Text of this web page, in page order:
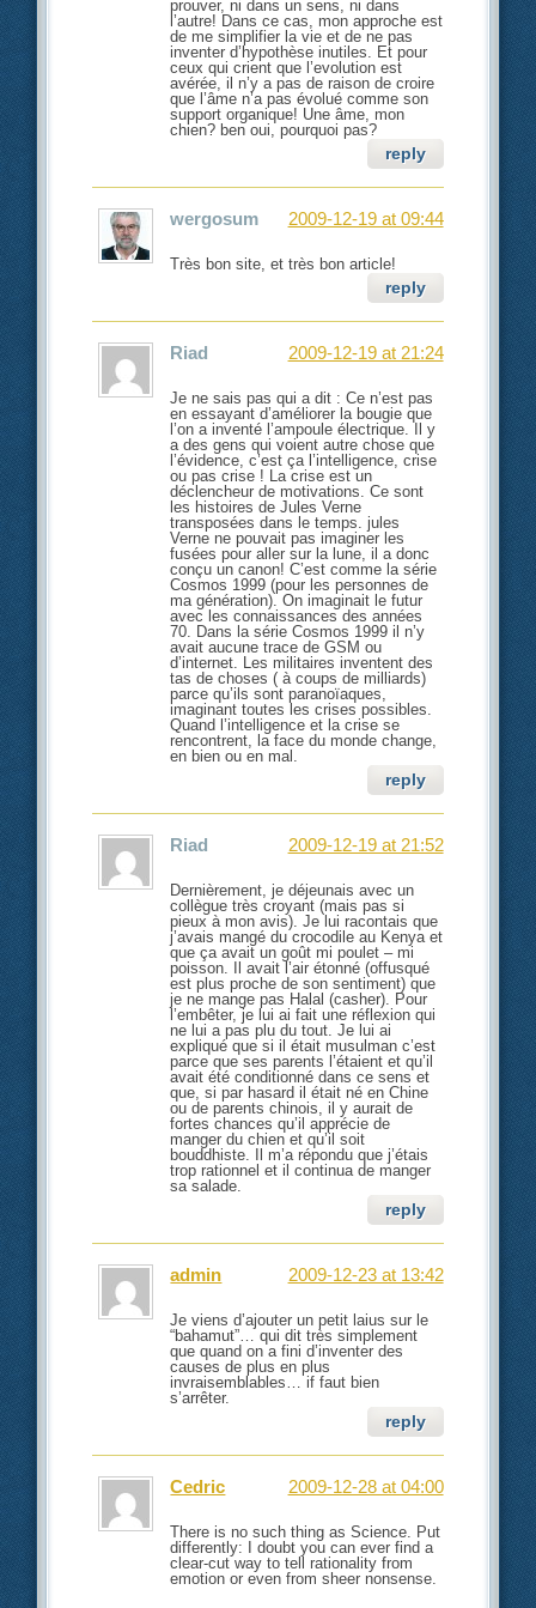
prouver, ni dans un sens, ni dans
l’autre! Dans ce cas, mon approche est
de me simplifier la vie et de ne pas
inventer d’hypothèse inutiles. Et pour
ceux qui crient que l’evolution est
avérée, il n’y a pas de raison de croire
que l’âme n’a pas évolué comme son
support organique! Une âme, mon
chien? ben oui, pourquoi pas?
reply
wergosum 2009-12-19 at 09:44
Très bon site, et très bon article!
reply
Riad 2009-12-19 at 21:24
Je ne sais pas qui a dit : Ce n’est pas
en essayant d’améliorer la bougie que
l’on a inventé l’ampoule électrique. Il y
a des gens qui voient autre chose que
l’évidence, c’est ça l’intelligence, crise
ou pas crise ! La crise est un
déclencheur de motivations. Ce sont
les histoires de Jules Verne
transposées dans le temps. jules
Verne ne pouvait pas imaginer les
fusées pour aller sur la lune, il a donc
conçu un canon! C’est comme la série
Cosmos 1999 (pour les personnes de
ma génération). On imaginait le futur
avec les connaissances des années
70. Dans la série Cosmos 1999 il n’y
avait aucune trace de GSM ou
d’internet. Les militaires inventent des
tas de choses ( à coups de milliards)
parce qu’ils sont paranoïaques,
imaginant toutes les crises possibles.
Quand l’intelligence et la crise se
rencontrent, la face du monde change,
en bien ou en mal.
reply
Riad 2009-12-19 at 21:52
Dernièrement, je déjeunais avec un
collègue très croyant (mais pas si
pieux à mon avis). Je lui racontais que
j’avais mangé du crocodile au Kenya et
que ça avait un goût mi poulet – mi
poisson. Il avait l’air étonné (offusqué
est plus proche de son sentiment) que
je ne mange pas Halal (casher). Pour
l’embêter, je lui ai fait une réflexion qui
ne lui a pas plu du tout. Je lui ai
expliqué que si il était musulman c’est
parce que ses parents l’étaient et qu’il
avait été conditionné dans ce sens et
que, si par hasard il était né en Chine
ou de parents chinois, il y aurait de
fortes chances qu’il apprécie de
manger du chien et qu’il soit
bouddhiste. Il m’a répondu que j’étais
trop rationnel et il continua de manger
sa salade.
reply
admin 2009-12-23 at 13:42
Je viens d’ajouter un petit laius sur le
“bahamut”… qui dit très simplement
que quand on a fini d’inventer des
causes de plus en plus
invraisemblables… if faut bien
s’arrêter.
reply
Cedric 2009-12-28 at 04:00
There is no such thing as Science. Put
differently: I doubt you can ever find a
clear-cut way to tell rationality from
emotion or even from sheer nonsense.